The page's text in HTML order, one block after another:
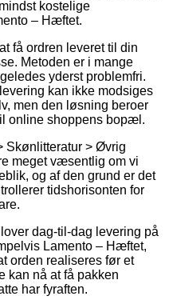
kostelige
– Hæftet.
få ordren leveret til din
Metoden er i mange
yderst problemfri.
kan ikke modsiges
men den løsning beroer
online shoppens bopæl.
Skønlitteratur > Øvrig
meget væsentlig om vi
og af den grund er det
tidshorisonten for
dag-til-dag levering på
Lamento – Hæftet,
orden realiseres før et
kan nå at få pakken
har fyraften.